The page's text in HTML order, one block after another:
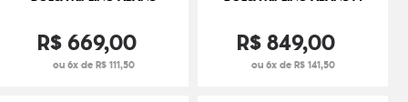
R$ 669,00
ou 6x de R$ 111,50
R$849,00
ou 6x de R$ 141,50